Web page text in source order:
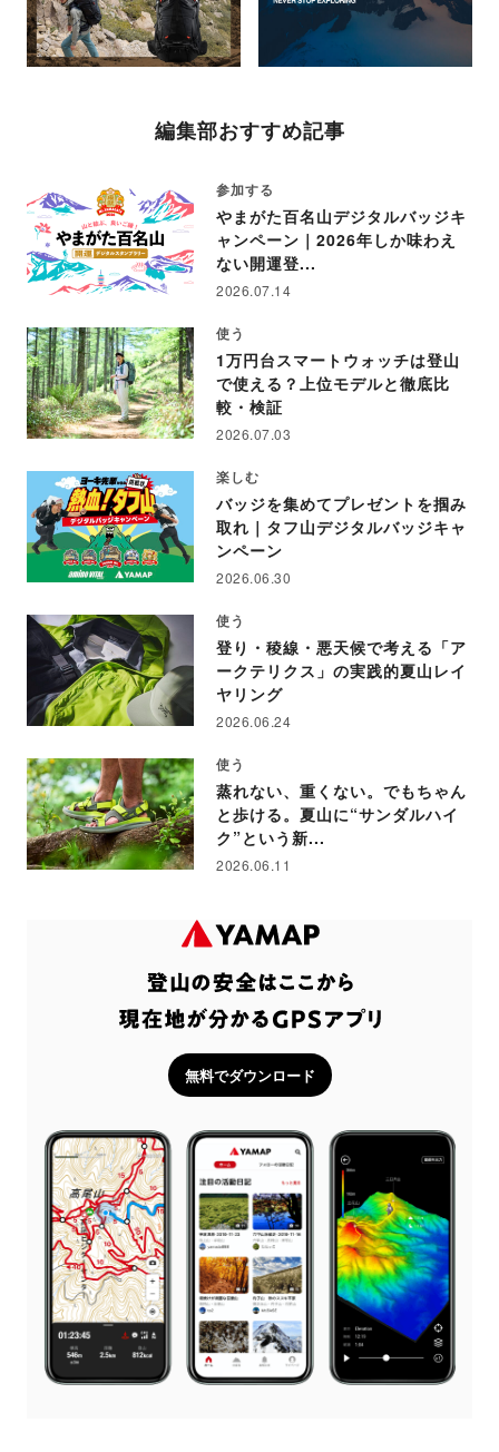
編集部おすすめ記事
参加する
やまがた百名山デジタルバッジキ
ャンペーン｜2026年しか味わえ
ない開運登...
2026.07.14
使う
1万円台スマートウォッチは登山
で使える？上位モデルと徹底比
較・検証
2026.07.03
楽しむ
バッジを集めてプレゼントを掴み
取れ｜タフ山デジタルバッジキャ
ンペーン
2026.06.30
使う
登り・稜線・悪天候で考える「ア
ークテリクス」の実践的夏山レイ
ヤリング
2026.06.24
使う
蒸れない、重くない。でもちゃん
と歩ける。夏山に“サンダルハイ
ク”という新...
2026.06.11
無料でダウンロード